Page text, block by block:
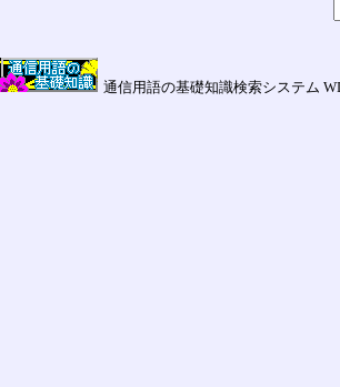
通信用語の基礎知識検索システム